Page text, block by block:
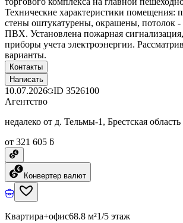
Технические характеристики помещения:
стены оштукатурены, окрашены, потолок -
ПВХ. Установлена пожарная
приборы учета электроэнергии.
варианты.
Контакты
Написать
10.07.2026 ID 3526100
Агентство
недалеко от д. Тельмы-1, Брестская область
от 321 605 ƃ
Конвертер валют
Квартира+офис68.8 м²1/5 этаж